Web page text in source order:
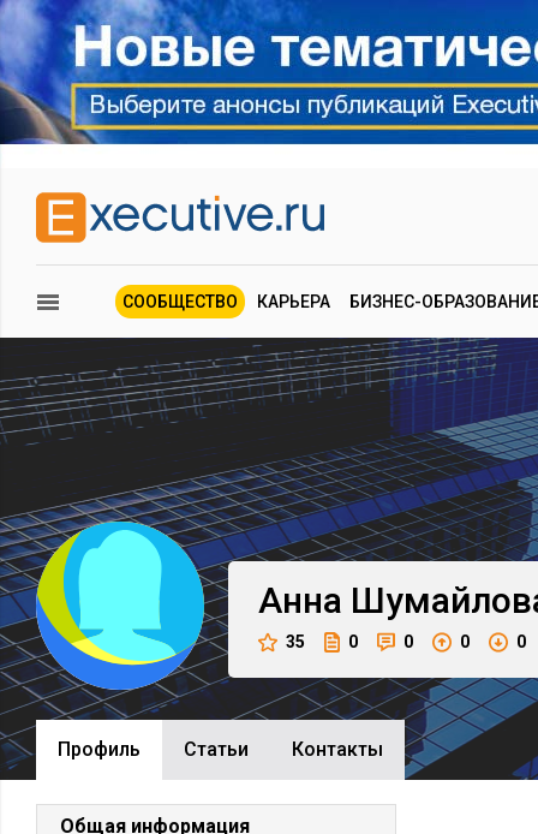
СООБЩЕСТВО КАРЬЕРА БИЗНЕС-
Анна
35 0 0 0 0
Профиль Cтатьи Контакты
Общая информация